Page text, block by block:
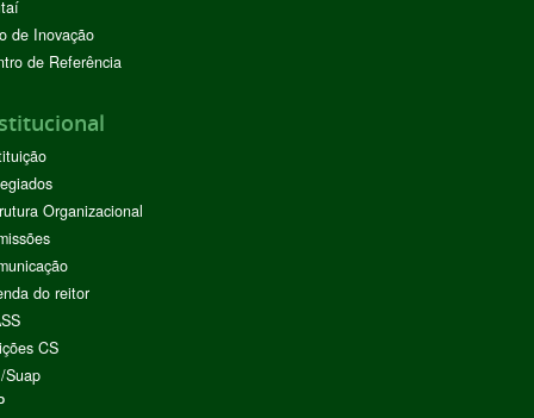
de Inovação
de Referência
Organizacional
do reitor
CS
Suap